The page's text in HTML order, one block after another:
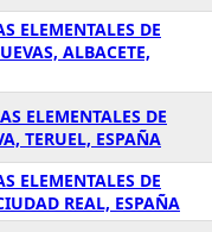
ELEMENTALES DE
ALBACETE,
ELEMENTALES DE
TERUEL, ESPAÑA
ELEMENTALES DE
REAL, ESPAÑA